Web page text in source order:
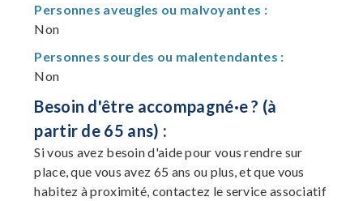
Personnes aveugles ou malvoyantes :
Non
Personnes sourdes ou malentendantes :
Non
Besoin d'être accompagné·e ? (à
partir de 65 ans) :
Si vous avez besoin d'aide pour vous rendre sur
place, que vous avez 65 ans ou plus, et que vous
habitez à proximité, contactez le service associatif